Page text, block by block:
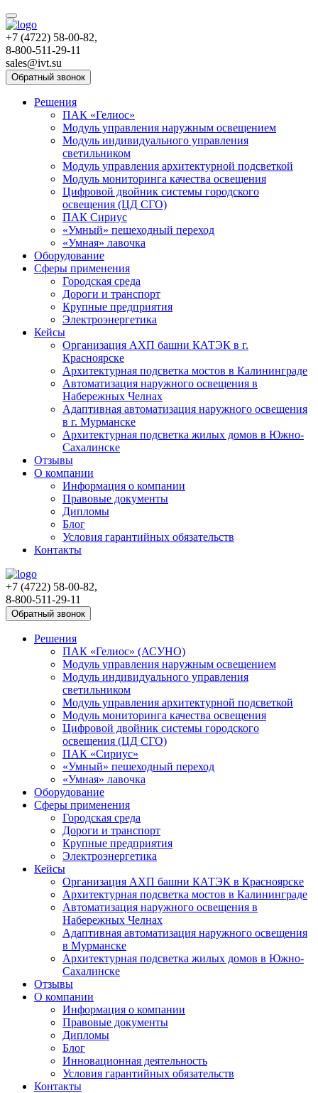
+7 (4722) 58-00-82,
8-800-511-29-11
sales@ivt.su
Обратный звонок
Решения
ПАК «Гелиос»
Модуль управления наружным освещением
Модуль индивидуального управления
светильником
Модуль управления архитектурной подсветкой
Модуль мониторинга качества освещения
Цифровой двойник системы городского
освещения (ЦД СГО)
ПАК Сириус
«Умный» пешеходный переход
«Умная» лавочка
Оборудование
Сферы применения
Городская среда
Дороги и транспорт
Крупные предприятия
Электроэнергетика
Кейсы
Организация АХП башни КАТЭК в г.
Красноярске
Архитектурная подсветка мостов в Калининграде
Автоматизация наружного освещения в
Набережных Челнах
Адаптивная автоматизация наружного освещения
в г. Мурманске
Архитектурная подсветка жилых домов в Южно-
Сахалинске
Отзывы
О компании
Информация о компании
Правовые документы
Дипломы
Блог
Условия гарантийных обязательств
Контакты
+7 (4722) 58-00-82,
8-800-511-29-11
Обратный звонок
Решения
ПАК «Гелиос» (АСУНО)
Модуль управления наружным освещением
Модуль индивидуального управления
светильником
Модуль управления архитектурной подсветкой
Модуль мониторинга качества освещения
Цифровой двойник системы городского
освещения (ЦД СГО)
ПАК «Сириус»
«Умный» пешеходный переход
«Умная» лавочка
Оборудование
Сферы применения
Городская среда
Дороги и транспорт
Крупные предприятия
Электроэнергетика
Кейсы
Организация АХП башни КАТЭК в Красноярске
Архитектурная подсветка мостов в Калининграде
Автоматизация наружного освещения в
Набережных Челнах
Адаптивная автоматизация наружного освещения
в Мурманске
Архитектурная подсветка жилых домов в Южно-
Сахалинске
Отзывы
О компании
Информация о компании
Правовые документы
Дипломы
Блог
Инновационная деятельность
Условия гарантийных обязательств
Контакты